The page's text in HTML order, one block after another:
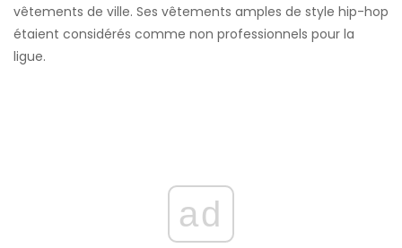
vêtements de ville. Ses vêtements amples de style hip-hop
étaient considérés comme non professionnels pour la
ligue.
ad